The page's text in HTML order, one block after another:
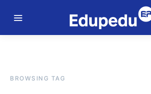
BROWSING TAG